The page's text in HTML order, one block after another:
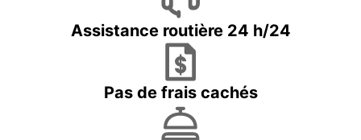
Assistance routière 24 h/24
Pas de frais cachés